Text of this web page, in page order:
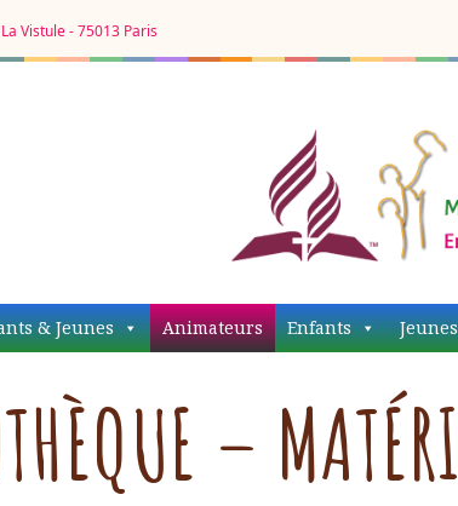
Vistule - 75013 Paris
& Jeunes Animateurs Enfants Jeunes
–